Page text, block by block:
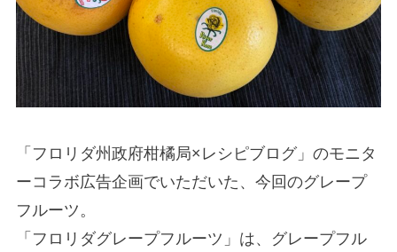
「フロリダ州政府柑橘局×レシピブログ」のモニタ
ーコラボ広告企画でいただいた、今回のグレープ
フルーツ。
「フロリダグレープフルーツ」 は、グレープフル